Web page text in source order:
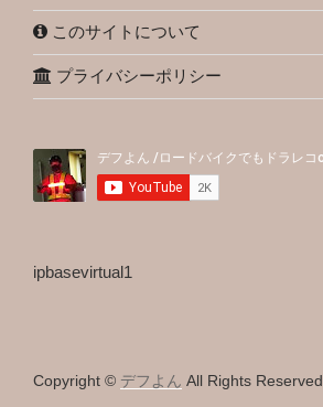
このサイトについて
プライバシーポリシー
ipbasevirtual1
Copyright © デフよん All Rights Reserved.